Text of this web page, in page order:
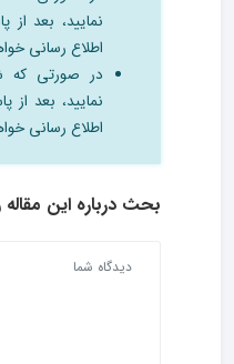
نمایید، بعد
اطلاع رسانی
در صورتی که
نمایید، بعد
اطلاع رسانی
بحث درباره این مقاله